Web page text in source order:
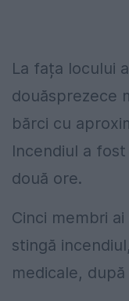
La fața locului
douăsprezece
bărci cu
Incendiul a
două ore.
Cinci membri
stingă
medicale,